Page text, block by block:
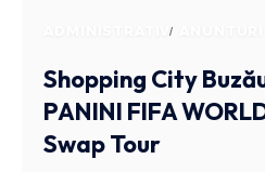
ADMINISTRATIV
Shopping City
PANINI FIFA
Swap Tour